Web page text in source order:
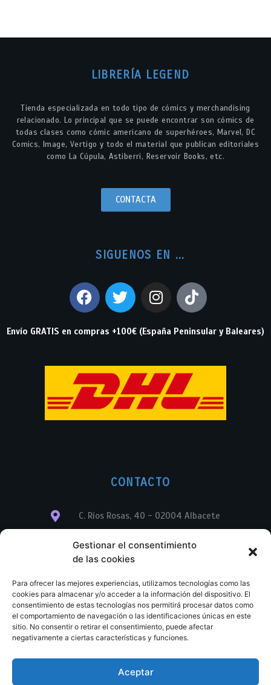
Gestionar el consentimiento
de las cookies
Para ofrecer las mejores experiencias, utilizamos tecnologías como las
cookies para almacenar y/o acceder a la información del dispositivo. El
consentimiento de estas tecnologías nos permitirá procesar datos como
el comportamiento de navegación o las identificaciones únicas en este
sitio. No consentir o retirar el consentimiento, puede afectar
negativamente a ciertas características y funciones.
Aceptar
LIBRERÍA LEGEND
Tienda especializada en todo tipo de cómics y merchandising
relacionado. Lo principal que se puede encontrar son cómics de
todas clases como cómic americano de superhéroes, Marvel, DC
Comics, Image, Vertigo y todo el material que publican editoriales
como La Cúpula, Astiberri, Reservoir Books, etc.
CONTACTA
SIGUENOS EN ...
Envío GRATIS en compras +100€ (España Peninsular y Baleares)
CONTACTO
C. Ríos Rosas, 40 - 02004 Albacete
info@librerialegend.com
+34 600 875 604
+34 967 74 17 07
© Copyright – Libreria Legend – Web diseñada por